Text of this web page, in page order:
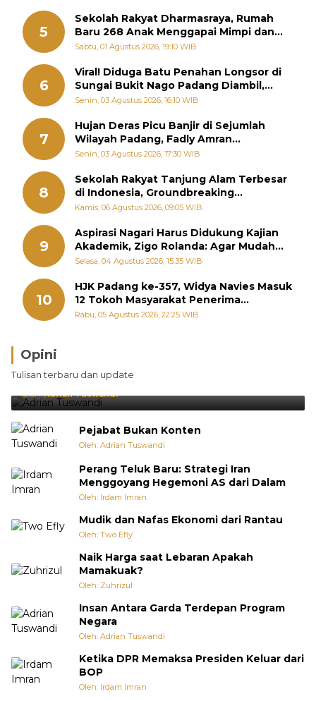
5
Sekolah Rakyat Dharmasraya, Rumah
Baru 268 Anak Menggapai Mimpi dan
Memutus Rantai Kemiskinan
Sabtu, 01 Agustus 2026, 19:10 WIB
6
Viral! Diduga Batu Penahan Longsor di
Sungai Bukit Nago Padang Diambil,
Warga Khawatir Bencana Terulang
Senin, 03 Agustus 2026, 16:10 WIB
7
Hujan Deras Picu Banjir di Sejumlah
Wilayah Padang, Fadly Amran
Perintahkan OPD Siaga
Senin, 03 Agustus 2026, 17:30 WIB
8
Sekolah Rakyat Tanjung Alam Terbesar
di Indonesia, Groundbreaking
September
Kamis, 06 Agustus 2026, 09:05 WIB
9
Aspirasi Nagari Harus Didukung Kajian
Akademik, Zigo Rolanda: Agar Mudah
Diperjuangkan di Kementerian
Selasa, 04 Agustus 2026, 15:35 WIB
10
HJK Padang ke-357, Widya Navies Masuk
12 Tokoh Masyarakat Penerima
Penghargaan Pemko Padang
Rabu, 05 Agustus 2026, 22:25 WIB
Opini
Tulisan terbaru dan update
Brasil Lebih Diunggulkan, tetapi Jepang Selalu
Punya Cara Membuat Kejutan
Oleh:Adrian Tuswandi
Pejabat Bukan Konten
Oleh: Adrian Tuswandi
Perang Teluk Baru: Strategi Iran
Menggoyang Hegemoni AS dari Dalam
Oleh: Irdam Imran
Mudik dan Nafas Ekonomi dari Rantau
Oleh: Two Efly
Naik Harga saat Lebaran Apakah
Mamakuak?
Oleh: Zuhrizul
Insan Antara Garda Terdepan Program
Negara
Oleh: Adrian Tuswandi
Ketika DPR Memaksa Presiden Keluar dari
BOP
Oleh: Irdam Imran